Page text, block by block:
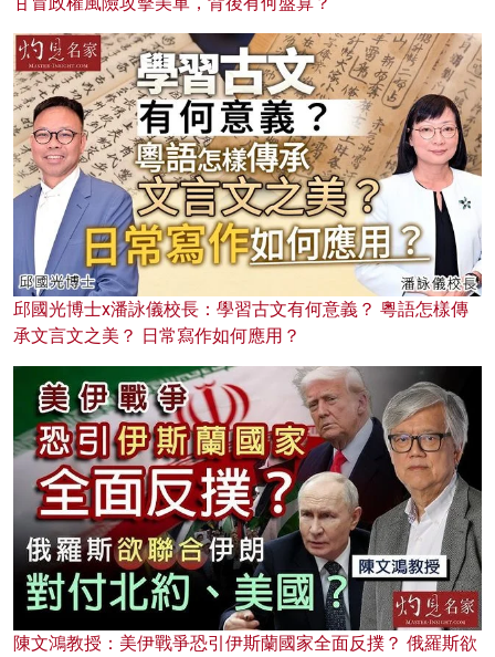
邱國光博士x潘詠儀校長：學習古文有何意義？ 粵語怎樣傳
承文言文之美？ 日常寫作如何應用？
陳文鴻教授：美伊戰爭恐引伊斯蘭國家全面反撲？ 俄羅斯欲